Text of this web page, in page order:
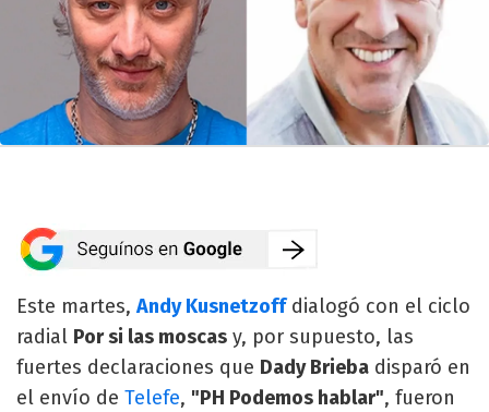
Este martes, Andy Kusnetzoffdialogó con el ciclo
radial Por si las moscas y, por supuesto, las
fuertes declaraciones que Dady Brieba disparó en
el envío de Telefe, "PH Podemos hablar", fueron